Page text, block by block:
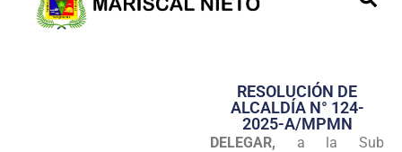
Transparencia
Seguridad
RESOLUCIÓN DE
ALCALDÍA N° 124-
2025-A/MPMN
DELEGAR, a la Sub